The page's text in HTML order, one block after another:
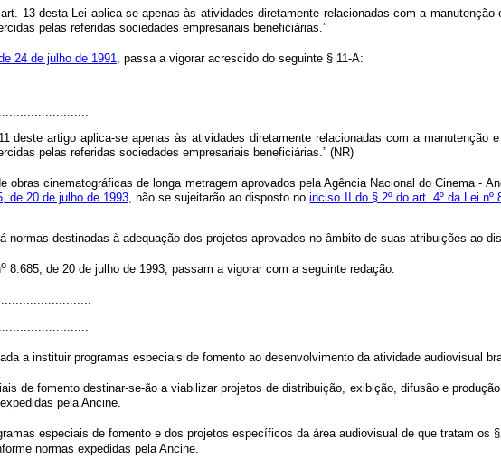
13 desta Lei aplica-se apenas às atividades diretamente relacionadas com a
pelas referidas sociedades empresariais beneficiárias.”
24 de julho de 1991, passa a vigorar acrescido do seguinte § 11-A:
deste artigo aplica-se apenas às atividades diretamente relacionadas com a manutenção
pelas referidas sociedades empresariais beneficiárias.” (NR)
cinematográficas de longa metragem aprovados pela Agência Nacional do Cinema -
de 20 de julho de 1993 , não se sujeitarão ao disposto noinciso II do § 2º do art. 4º da Lei nº
normas destinadas à adequação dos projetos aprovados no âmbito de suas atribuições ao
o 8.685, de 20 de julho de 1993, passam a vigorar com a seguinte redação:
a instituir programas especiais de fomento ao desenvolvimento da atividade audiovisual
de fomento destinar-se-ão a viabilizar projetos de distribuição, exibição, difusão e
pela Ancine.
especiais de fomento e dos projetos específicos da área audiovisual de que tratam os
normas expedidas pela Ancine.